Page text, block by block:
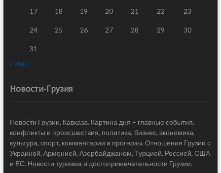
17 18 19 20 21 22 23
24 25 26 27 28 29 30
31
« Июл
Новости-Грузия
Новости Грузии, Кавказа. Картина дня – главные события,
конфликты и происшествия, политика, бизнес, экономика,
культура, спорт, комментарии и прогнозы. Отношения Грузии с
Украиной, Арменией, Азербайджаном, Турцией, Россией, США
и ЕС. Новости туризма и достопримечательности Грузии.